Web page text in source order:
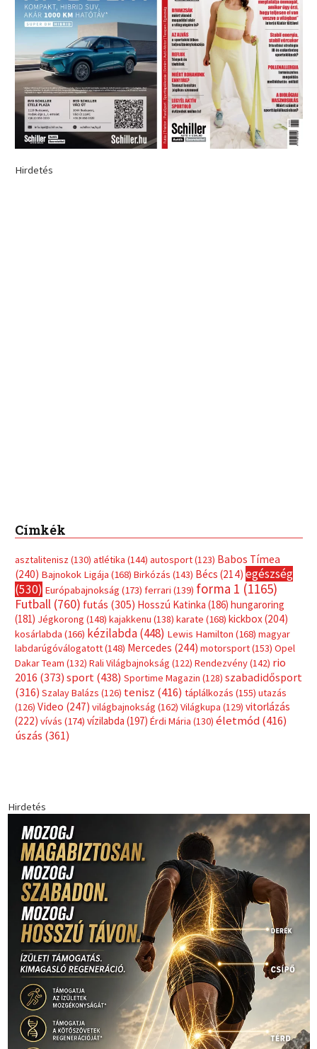
Hirdetés
Címkék
(181)Jégkorong(148)kajakkenu(138)karate(168)kickbox(204)
kosárlabda(166) Lewis Hamilton(168)
magyar
labdarúgóválogatott(148)Mercedes (244) motorsport(153)
Opel
Dakar Team(132)Rali Világbajnokság (122) Rendezvény (142)
rio
2016(373)sport Sportime Magazin(128)szabadidősport
(316) Szalay Balázs(126) tenisz(416) táplálkozás(155)utazás
(126)Video(247)világbajnokság (162) Világkupa(129)
vitorlázás
(222)vívás(174) (197) Érdi Mária(130)életmód(416)
úszás(361)
Hirdetés